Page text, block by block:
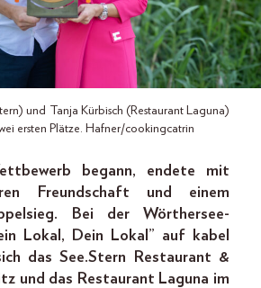
und Tanja Kürbisch (Restaurant Laguna)
ersten Plätze. Hafner/cookingcatrin
begann, endete mit
Freundschaft und einem
Bei der Wörthersee-
Lokal, Dein Lokal” auf kabel
das See.Stern Restaurant &
und das Restaurant Laguna im